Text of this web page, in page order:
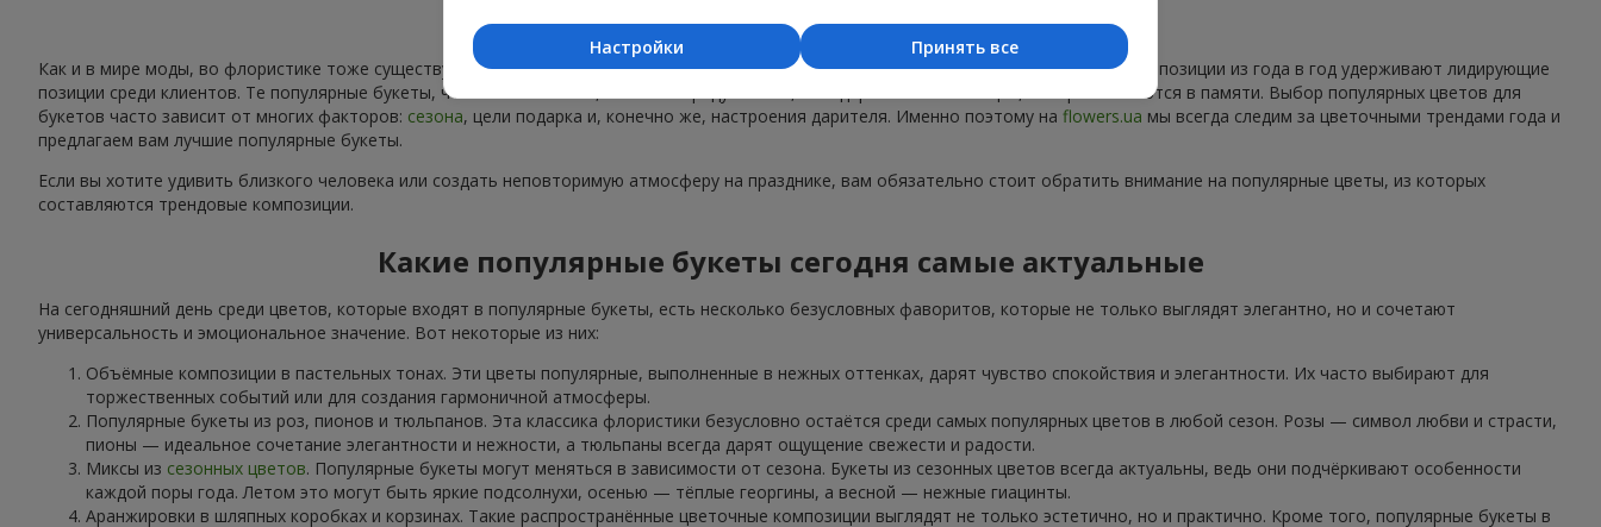
Популярные букеты — тренды сезона
Как и в мире моды, во флористике тоже существуют свои тренды. Каждый год появляются новые популярные букеты, а некоторые композиции из года в год удерживают лидирующие
позиции среди клиентов. Те популярные букеты, что сейчас на пике, не только радуют глаз, но и дарят особые эмоции, которые остаются в памяти. Выбор популярных цветов для
букетов часто зависит от многих факторов: сезона, цели подарка и, конечно же, настроения дарителя. Именно поэтому на flowers.ua мы всегда следим за цветочными трендами года и
предлагаем вам лучшие популярные букеты.
Если вы хотите удивить близкого человека или создать неповторимую атмосферу на празднике, вам обязательно стоит обратить внимание на популярные цветы, из которых
составляются трендовые композиции.
Какие популярные букеты сегодня самые актуальные
На сегодняшний день среди цветов, которые входят в популярные букеты, есть несколько безусловных фаворитов, которые не только выглядят элегантно, но и сочетают
универсальность и эмоциональное значение. Вот некоторые из них:
Объёмные композиции в пастельных тонах. Эти цветы популярные, выполненные в нежных оттенках, дарят чувство спокойствия и элегантности. Их часто выбирают для
торжественных событий или для создания гармоничной атмосферы.
Популярные букеты из роз, пионов и тюльпанов. Эта классика флористики безусловно остаётся среди самых популярных цветов в любой сезон. Розы — символ любви и страсти,
пионы — идеальное сочетание элегантности и нежности, а тюльпаны всегда дарят ощущение свежести и радости.
Миксы из сезонных цветов. Популярные букеты могут меняться в зависимости от сезона. Букеты из сезонных цветов всегда актуальны, ведь они подчёркивают особенности
каждой поры года. Летом это могут быть яркие подсолнухи, осенью — тёплые георгины, а весной — нежные гиацинты.
Аранжировки в шляпных коробках и корзинах. Такие распространённые цветочные композиции выглядят не только эстетично, но и практично. Кроме того, популярные букеты в
Принять все
Настройки